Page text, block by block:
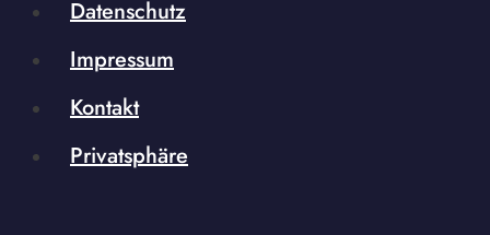
Datenschutz
Impressum
Kontakt
Privatsphäre